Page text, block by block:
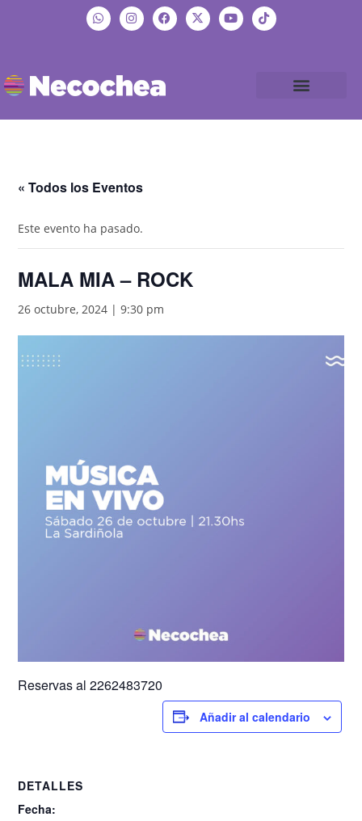
« Todos los Eventos
Este evento ha pasado.
MALA MIA – ROCK
26 octubre, 2024 | 9:30 pm
Reservas al 2262483720
Añadir al calendario
DETALLES
Fecha: